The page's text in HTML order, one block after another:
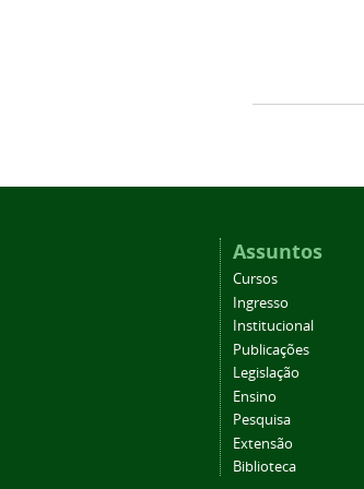
Assuntos
Cursos
Ingresso
Institucional
Publicações
Legislação
Ensino
Pesquisa
Extensão
Biblioteca